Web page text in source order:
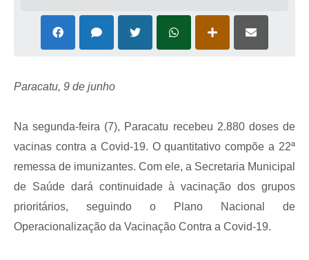
Paracatu, 9 de junho
Na segunda-feira (7), Paracatu recebeu 2.880 doses de
vacinas contra a Covid-19. O quantitativo compõe a 22ª
remessa de imunizantes. Com ele, a Secretaria Municipal
de Saúde dará continuidade à vacinação dos grupos
prioritários, seguindo o Plano Nacional de
Operacionalização da Vacinação Contra a Covid-19.